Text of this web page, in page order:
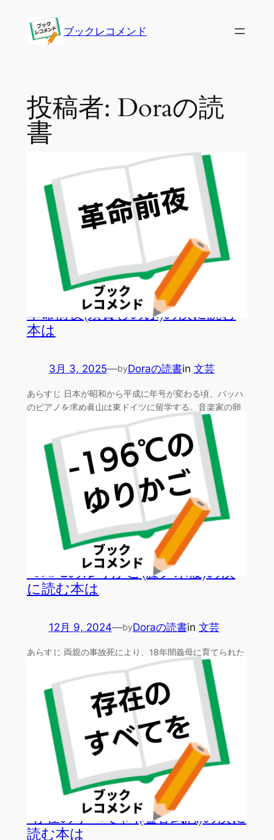
ブックレコメンド
投稿者: Doraの読
書
革命前夜(須賀しのぶ)の次に読む
本は
3月 3, 2025—byDoraの読書in 文芸
あらすじ 日本が昭和から平成に年号が変わる頃、バッハ
のピアノを求め眞山は東ドイツに留学する。音楽家の卵
-196℃のゆりかご(藤ノ木優)の次
に読む本は
12月 9, 2024—byDoraの読書in 文芸
あらすじ 両親の事故死により、18年間義母に育てられた
と思っていた”つむぎ”は、義母の…
「存在のすべてを」(塩谷武志)の次に
読む本は